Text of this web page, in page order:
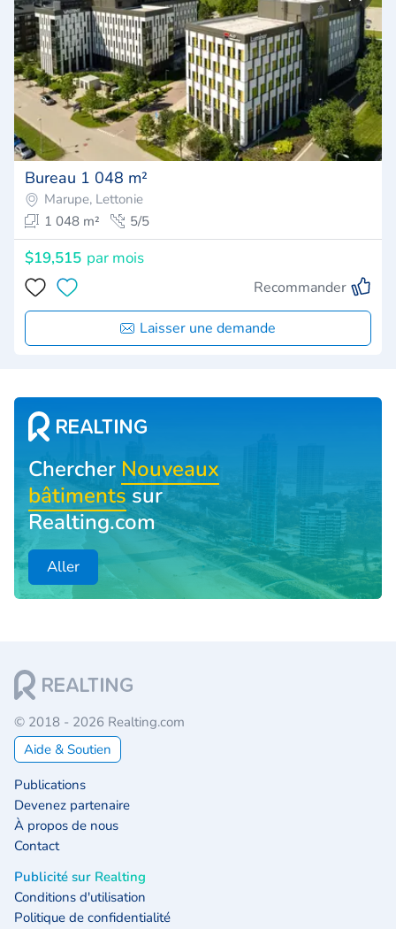
Bureau 1 048 m²
Marupe, Lettonie
1 048 m²
5/5
$19,515 par mois
Recommander
Laisser une demande
Chercher Nouveaux
bâtimentssur
Realting.com
Aller
© 2018 - 2026 Realting.com
Aide & Soutien
Publications
Devenez partenaire
À propos de nous
Contact
Publicité sur Realting
Conditions d'utilisation
Politique de confidentialité